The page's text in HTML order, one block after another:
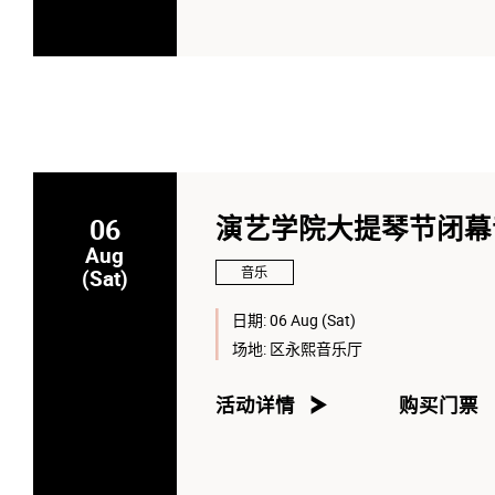
06
Aug
(Sat)
演艺学院大提琴节闭
音乐
日期:06 Aug (Sat)
场地: 区永熙音乐厅
活动详情 购买门票